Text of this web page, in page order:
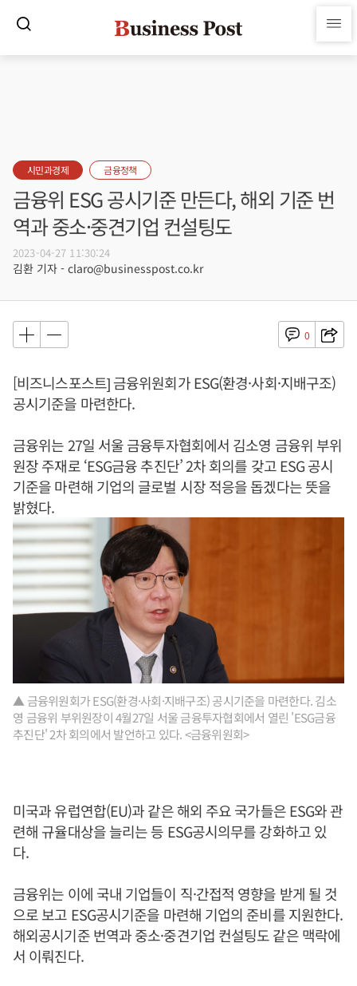
시민과경제 금융정책
금융위 ESG 공시기준 만든다, 해외 기준 번
역과 중소·중견기업 컨설팅도
2023-04-27 11:30:24
김환 기자 - claro@businesspost.co.kr
0
[비즈니스포스트] 금융위원회가 ESG(환경·사회·지배구조)
공시기준을 마련한다.
금융위는 27일 서울 금융투자협회에서 김소영 금융위 부위
원장 주재로 ‘ESG금융 추진단’ 2차 회의를 갖고 ESG 공시
기준을 마련해 기업의 글로벌 시장 적응을 돕겠다는 뜻을
밝혔다.
▲ 금융위원회가 ESG(환경·사회·지배구조) 공시기준을 마련한다. 김소
영 금융위 부위원장이 4월27일 서울 금융투자협회에서 열린 'ESG금융
추진단' 2차 회의에서 발언하고 있다. <금융위원회>
미국과 유럽연합(EU)과 같은 해외 주요 국가들은 ESG와 관
련해 규율대상을 늘리는 등 ESG공시의무를 강화하고 있
다.
금융위는 이에 국내 기업들이 직·간접적 영향을 받게 될 것
으로 보고 ESG공시기준을 마련해 기업의 준비를 지원한다.
해외공시기준 번역과 중소·중견기업 컨설팅도 같은 맥락에
서 이뤄진다.